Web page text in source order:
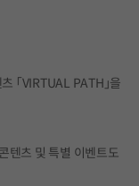
「VIRTUAL PATH」을
텐츠 및 특별 이벤트도